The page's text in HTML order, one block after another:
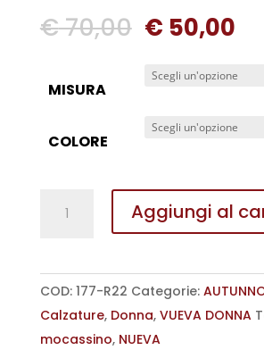
€70,00 Il
originale
€ 70,00.
€ 50,00Il
€
MISURA
COLORE
CON
VUEVA
DONNA
quantità
Aggiungi al
COD: 177-R22 Categorie:
Calzature, Donna, VUEVA DONNA
mocassino, NUEVA